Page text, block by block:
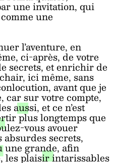
une invitation, qui
une
l’aventure, en
ci-après, de votre
secrets, et enrichir de
ici même, sans
avant que je
car sur votre compte,
aussi, et ce n’est
plus longtemps que
vous avouer
secrets,
une grande, afin
les plaisir intarissables